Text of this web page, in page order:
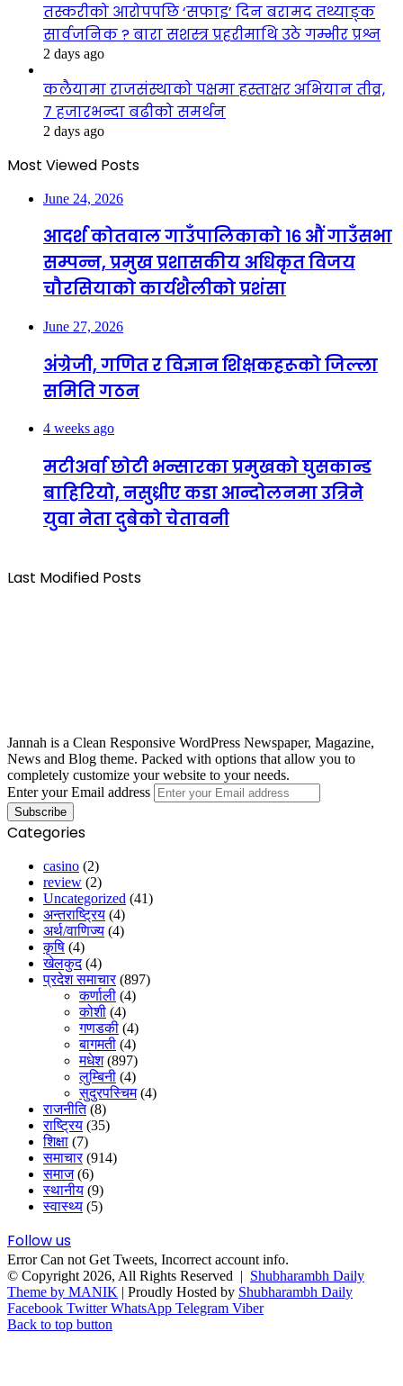
तस्करीको आरोपपछि ‘सफाइ’ दिन बरामद तथ्याङ्क
सार्वजनिक ? बारा सशस्त्र प्रहरीमाथि उठे गम्भीर प्रश्न
2 days ago
कलैयामा राजसंस्थाको पक्षमा हस्ताक्षर अभियान तीव्र,
७ हजारभन्दा बढीको समर्थन
2 days ago
Most Viewed Posts
June 24, 2026
आदर्श कोतवाल गाउँपालिकाको १६ औं गाउँसभा
सम्पन्न, प्रमुख प्रशासकीय अधिकृत विजय
चौरसियाको कार्यशैलीको प्रशंसा
June 27, 2026
अंग्रेजी, गणित र विज्ञान शिक्षकहरूको जिल्ला
समिति गठन
4 weeks ago
मटीअर्वा छोटी भन्सारका प्रमुखको घुसकान्ड
बाहिरियो, नसुध्रीए कडा आन्दोलनमा उत्रिने
युवा नेता दुबेको चेतावनी
Last Modified Posts
Jannah is a Clean Responsive WordPress Newspaper, Magazine,
News and Blog theme. Packed with options that allow you to
completely customize your website to your needs.
Enter your Email address
Categories
casino (2)
review (2)
Uncategorized (41)
अन्तराष्ट्रिय (4)
अर्थ/वाणिज्य (4)
कृषि (4)
खेलकुद(4)
प्रदेश समाचार(897)
कर्णाली (4)
कोशी (4)
गणडकी (4)
बागमती (4)
मधेश(897)
लुम्बिनी (4)
सुदुरपस्चिम(4)
राजनीति(8)
राष्ट्रिय (35)
शिक्षा (7)
समाचार(914)
समाज(6)
स्थानीय (9)
स्वास्थ्य (5)
Follow us
Error Can not Get Tweets, Incorrect account info.
© Copyright 2026, All Rights Reserved | Shubharambh Daily
Theme by MANIK | Proudly Hosted by Shubharambh Daily
Facebook Twitter WhatsApp Telegram Viber
Back to top button